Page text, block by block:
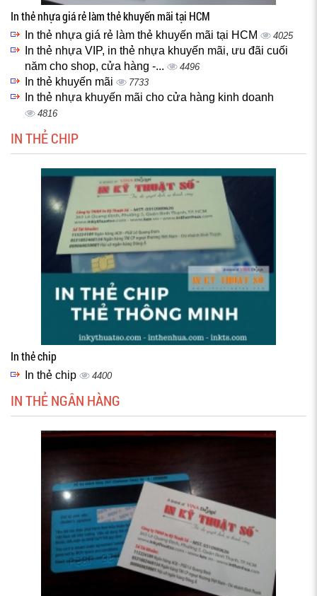
In thẻ nhựa giá rẻ làm thẻ khuyến mãi tại HCM
In thẻ nhựa giá rẻ làm thẻ khuyến mãi tại HCM 4025
In thẻ nhựa VIP, in thẻ nhựa khuyến mãi, ưu đãi cuối
năm cho shop, cửa hàng -...
4496
In thẻ khuyến mãi 7733
In thẻ nhựa khuyến mãi cho cửa hàng kinh doanh
4816
IN THẺ CHIP
In thẻ chip
In thẻ chip 4400
IN THẺ NGÂN HÀNG